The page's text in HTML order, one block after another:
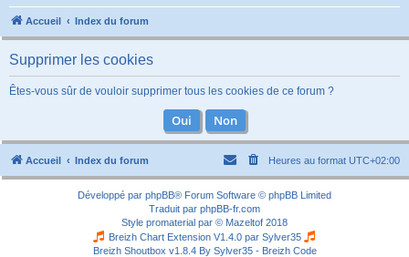
Accueil Index du forum
Supprimer les cookies
Êtes-vous sûr de vouloir supprimer tous les cookies de ce forum ?
Accueil Index du forum Heures au format UTC+02:00
Développé par phpBB® Forum Software © phpBB Limited
Traduit par phpBB-fr.com
Style promaterial par © Mazeltof 2018
Breizh Chart Extension V1.4.0 par Sylver35
Breizh Shoutbox v1.8.4 By Sylver35 - Breizh Code